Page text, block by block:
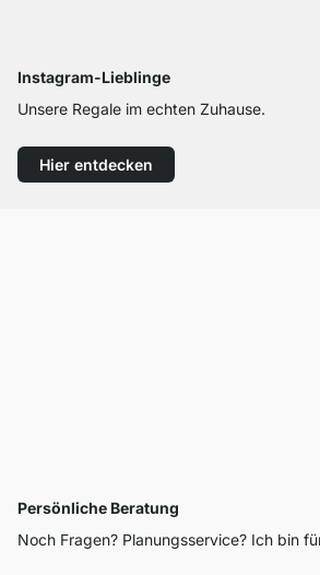
Instagram-Lieblinge
Unsere Regale im echten Zuhause.
Hier entdecken
Persönliche Beratung
Noch Fragen? Planungsservice? Ich bin